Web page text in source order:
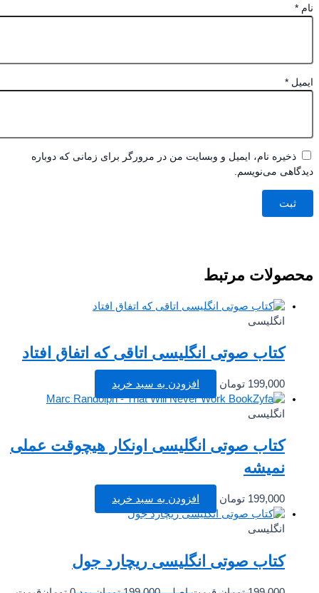
*
ذخیره نام، ایمیل و وبسایت من در مرورگر برای زمانی که دوباره
می‌نویسم.
مرتبط
انگلیسی
کتاب صوتی انگلیسی اتاقی که اتفاق افتاد
199,000 تومان افزودن به سبد خرید
انگلیسی
کتاب صوتی انگلیسی اونکار هیچوقت عملی
نمیشه
199,000 تومان افزودن به سبد خرید
انگلیسی
کتاب صوتی انگلیسی ریچارد جول